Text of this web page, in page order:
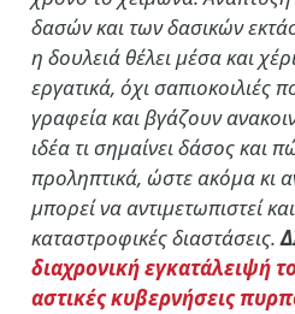
δασών και των δασικών
η δουλειά θέλει μέσα και
εργατικά, όχι σαπιοκοιλιές
γραφεία και βγάζουν
ιδέα τι σημαίνει δάσος και
προληπτικά, ώστε ακόμα κι
μπορεί να αντιμετωπιστεί
καταστροφικές διαστάσεις.
διαχρονική εγκατάλειψή
αστικές κυβερνήσεις